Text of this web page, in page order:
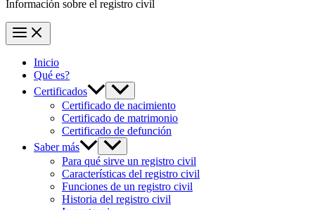
Información sobre el registro civil
Inicio
Qué es?
Certificados
Certificado de nacimiento
Certificado de matrimonio
Certificado de defunción
Saber más
Para qué sirve un registro civil
Características del registro civil
Funciones de un registro civil
Historia del registro civil